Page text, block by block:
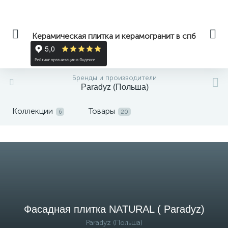
Керамическая плитка и керамогранит в спб
Бренды и производители
Paradyz (Польша)
Коллекции 6 Товары 20
Фасадная плитка NATURAL ( Paradyz)
Paradyz (Польша)